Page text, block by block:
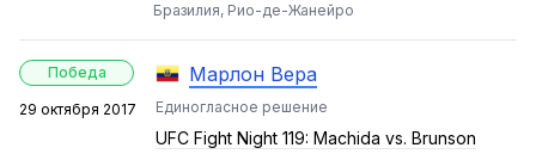
Бразилия, Рио-де-Жанейро
Победа
29 октября 2017
Марлон Вера
Единогласное решение
UFC Fight Night 119: Machida vs. Brunson